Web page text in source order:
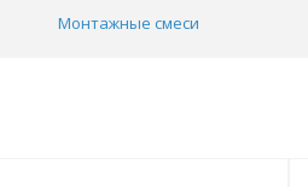
Монтажные смеси